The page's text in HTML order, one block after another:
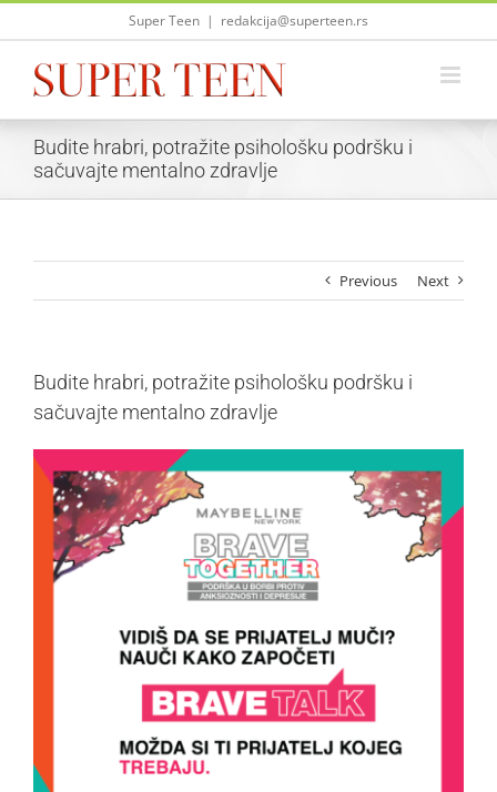
Skip
Super Teen | redakcija@superteen.rs
Budite hrabri, potražite psihološku podršku i
sačuvajte mentalno zdravlje
Previous Next
Budite hrabri, potražite psihološku podršku i
sačuvajte mentalno zdravlje